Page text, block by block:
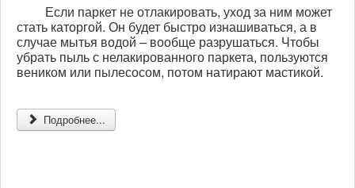
Если паркет не отлакировать, уход за ним может
стать каторгой. Он будет быстро изнашиваться, а в
случае мытья водой – вообще разрушаться. Чтобы
убрать пыль с нелакированного паркета, пользуются
веником или пылесосом, потом натирают мастикой.
Подробнее...